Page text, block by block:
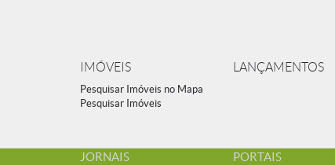
IMÓVEIS
Pesquisar Imóveis no Mapa
Pesquisar Imóveis
LANÇAMENTOS
JORNAIS PORTAIS